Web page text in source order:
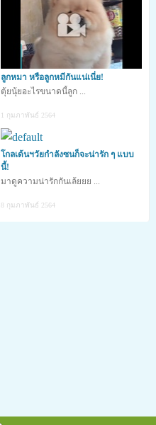
ลูกหมา หรือลูกหมีกันแน่เนี่ย!
ตุ้ยนุ้ยอะไรขนาดนี้ลูก ...
1 กุมภาพันธ์ 2564
โกลเด้นฯวัยกำลังซนก็จะน่ารัก ๆ แบบ
นี้!
มาดูความน่ารักกันเล้ยยย ...
8 กุมภาพันธ์ 2564